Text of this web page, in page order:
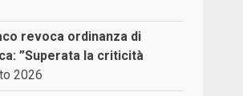
revoca ordinanza di
”Superata la criticità
2026